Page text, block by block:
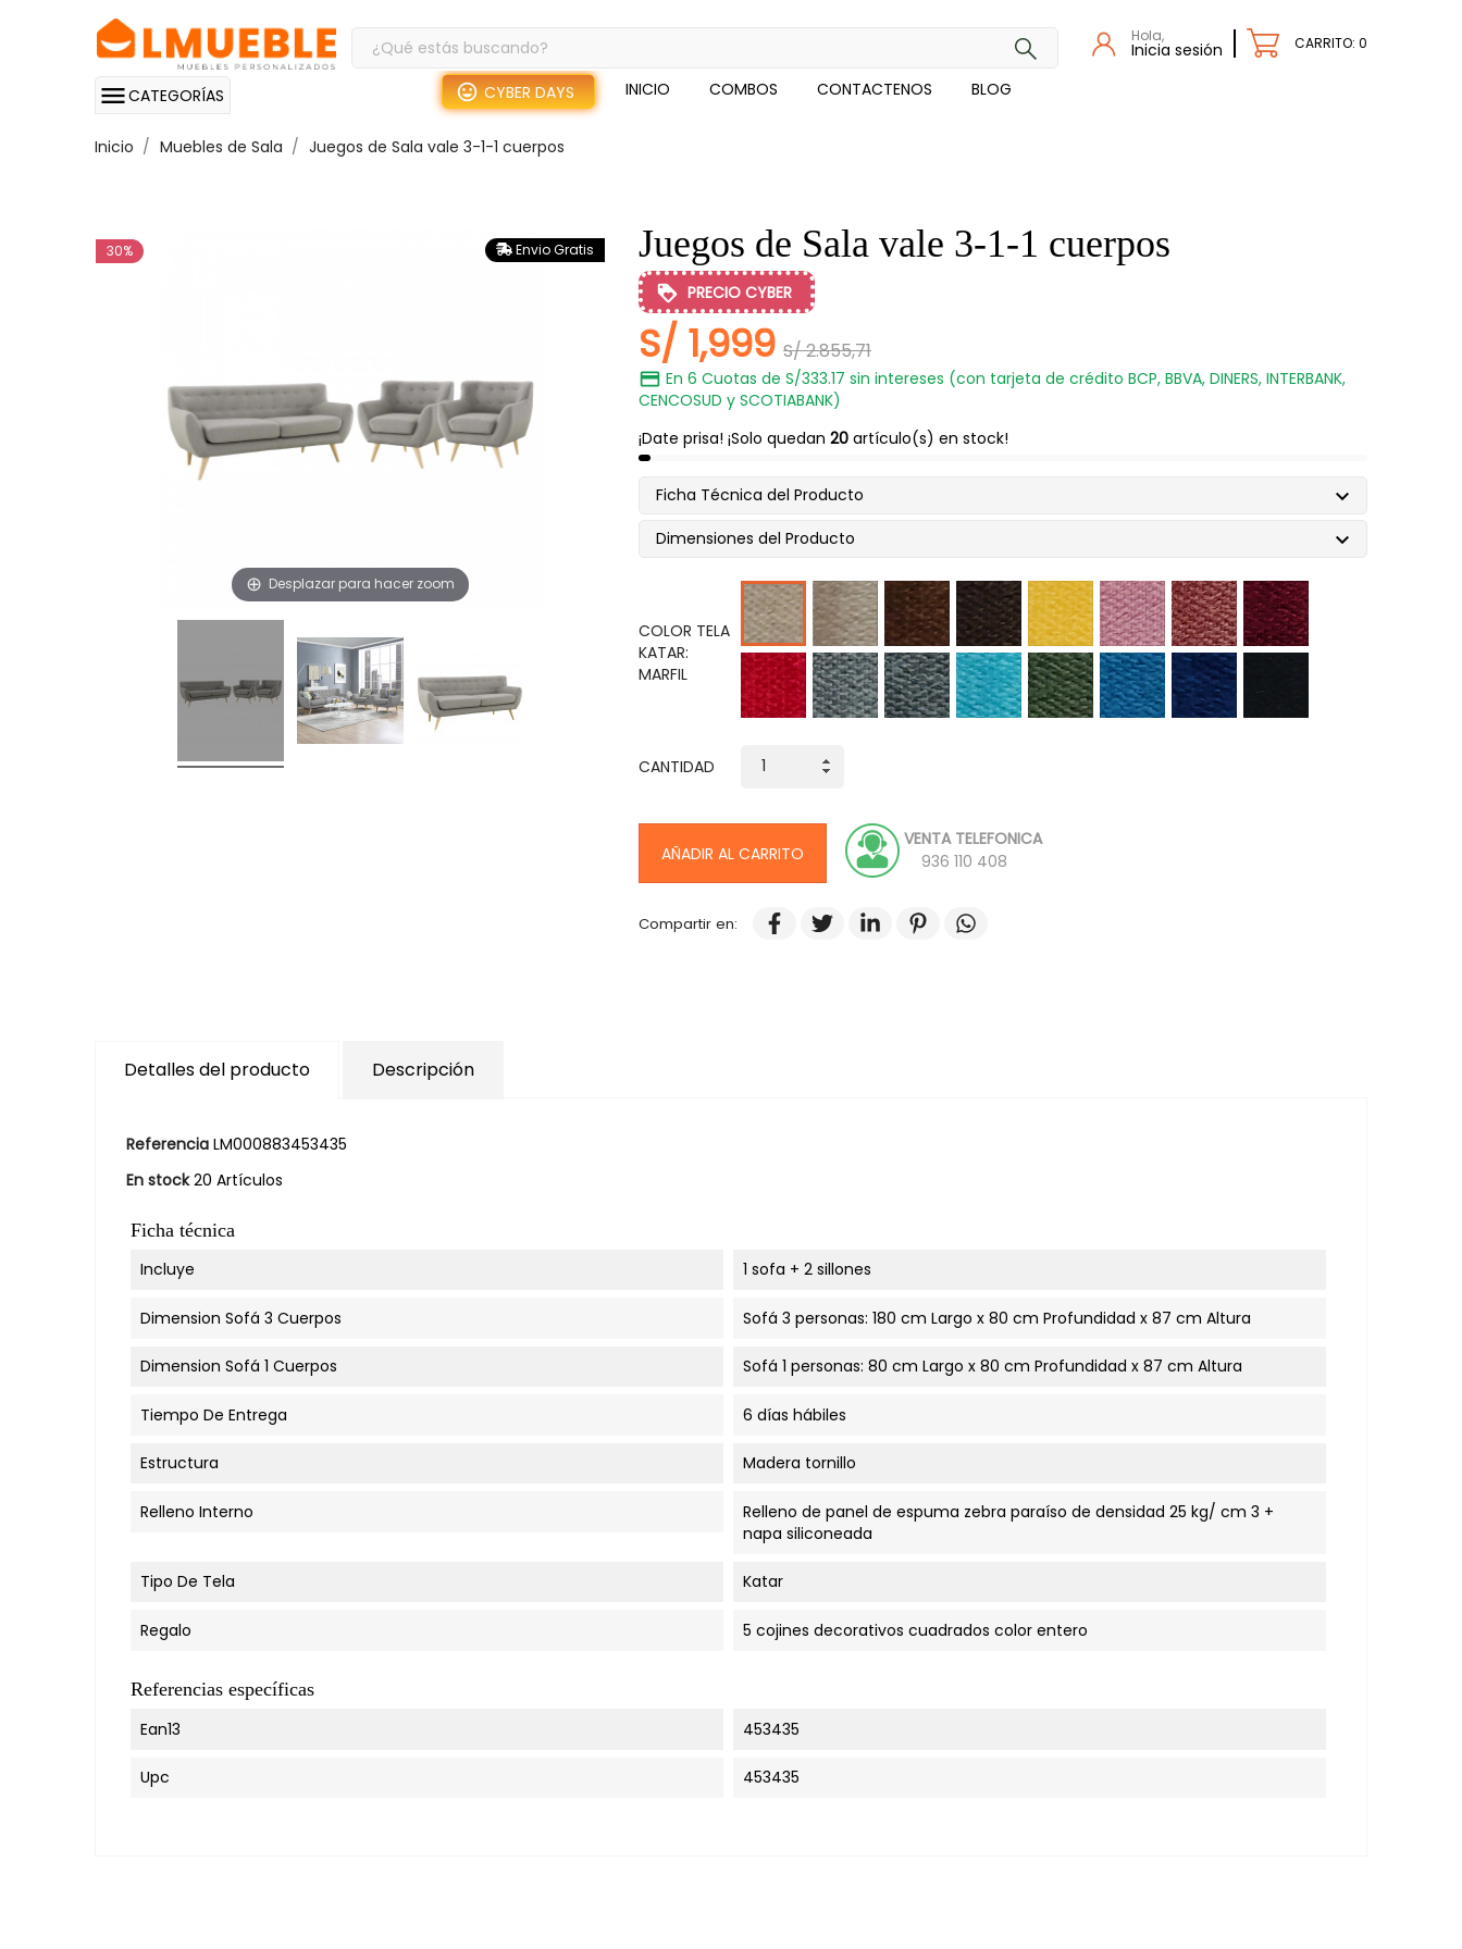
Hola,
Inicia sesión CARRITO: 0
CYBER DAYS INICIO
CATEGORÍAS COMBOS CONTACTENOS BLOG
Inicio Muebles de Sala Juegos de Sala vale 3-1-1 cuerpos
Envio Gratis
30%
Desplazar para hacer zoom
Juegos de Sala vale 3-1-1 cuerpos
PRECIO CYBER
S/ 1,999 S/ 2.855,71
En 6 Cuotas de S/333.17 sin intereses (con tarjeta de crédito BCP, BBVA, DINERS, INTERBANK,
CENCOSUD y SCOTIABANK)
¡Date prisa! ¡Solo quedan 20 artículo(s) en stock!
Ficha Técnica del Producto 
Dimensiones del Producto 
COLOR TELA
KATAR:
MARFIL
marfil humo marron cafe amarillo rosa guayaba vino
rojo plata gris turquesa verde cobalto petroleo
CANTIDAD
AÑADIR AL CARRITO
VENTA TELEFONICA
936 110 408
Compartir en:
Detalles del producto Descripción
Referencia LM000883453435
En stock 20 Artículos
Ficha técnica
Incluye
1 sofa + 2 sillones
Dimension Sofá 3 Cuerpos Sofá 3 personas: 180 cm Largo x 80 cm Profundidad x 87 cm Altura
Dimension Sofá 1 Cuerpos Sofá 1 personas: 80 cm Largo x 80 cm Profundidad x 87 cm Altura
Tiempo De Entrega 6 días hábiles
Estructura Madera tornillo
Relleno Interno
Relleno de panel de espuma zebra paraíso de densidad 25 kg/ cm 3 +
napa siliconeada
Tipo De Tela Katar
Regalo 5 cojines decorativos cuadrados color entero
Referencias específicas
Ean13
453435
Upc 453435